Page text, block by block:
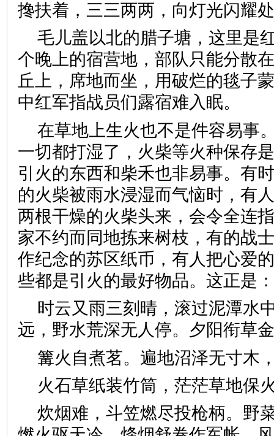
搀扶着，三三两两，向灯光闪耀
毛儿盖以北的腊子塘，这里是
个晚上的宿营地，部队只能分散
丘上，席地而坐，用破烂的毯子
中红军指战员们露宿难入眠。
在草地上生火也不是件容易事
一切都打湿了，火柴等火种保存
引火的东西和柴禾也非易事。有
的火柴被雨水浸湿而气恼时，有
两根干燥的火柴头来，会令全连
家不约而同地拣来树枝，有的战
作纪念的苏区纸币，有人把心爱
些都是引火的最好物品。这正是：
时云又雨三刻晴，滚过泥潭水
远，野水荒深无人停。夕阳衔草
篝火自煮茗。遍地沼泽无寸木
火石草纸装竹筒，茫茫草地保
炊烟难，斗笠燃尽投枪柄。野